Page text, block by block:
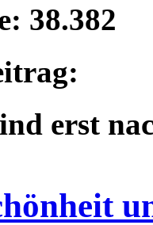
38.382
erst